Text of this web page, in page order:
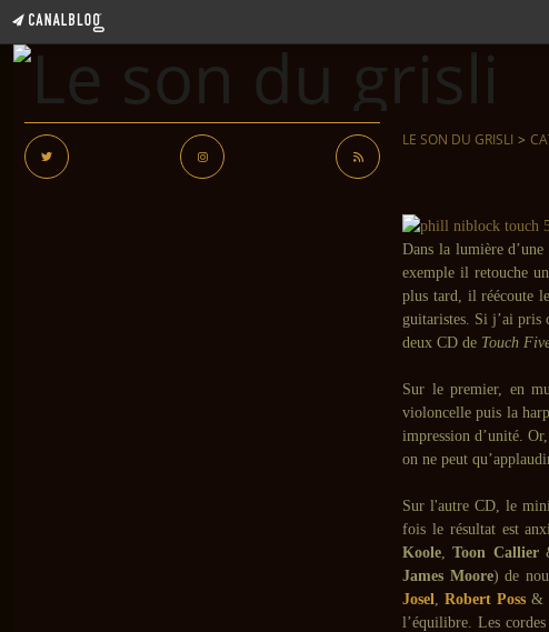
LE SON DU GRISLI >
Dans la lumière
exemple il retouche
plus tard, il réécoute
guitaristes. Si j’ai pris
deux CD de Touch
Sur le premier, en
violoncelle puis la
impression d’unité.
on ne peut
Sur l'autre CD, le
fois le résultat est
Koole, Toon Callier
James Moore) de
Josel, Robert Poss &
l’équilibre. Les